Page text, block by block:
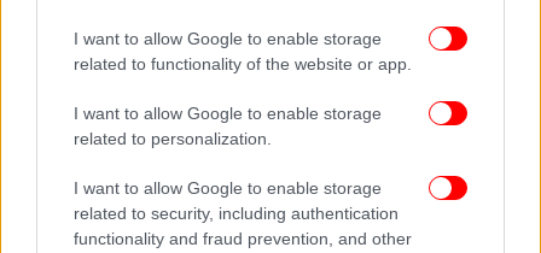
I want to allow Google to enable storage
related to functionality of the website or app.
I want to allow Google to enable storage
related to personalization.
I want to allow Google to enable storage
related to security, including authentication
functionality and fraud prevention, and other
εξαιτίας του πολέμου